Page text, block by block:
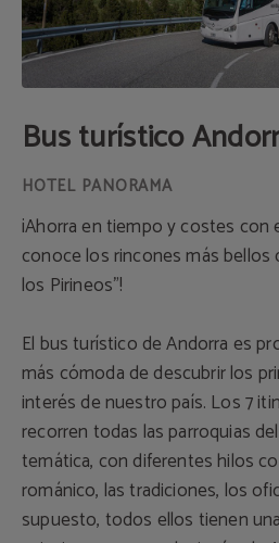
Bus turístico
¡Ahorra en tiempo y costes
conoce los rincones más bellos
los Pirineos”!
El bus turístico de Andorra es
más cómoda de descubrir los
interés de nuestro país. Los 7
recorren todas las parroquias
temática, con diferentes hilos
románico, las tradiciones, los
supuesto, todos ellos tienen